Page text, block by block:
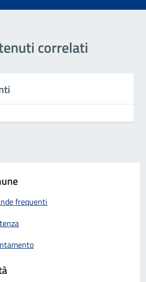
correlati
frequenti